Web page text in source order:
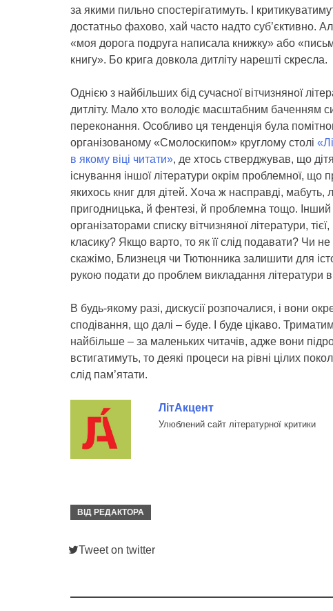
за якими пильно спостерігатимуть. І
достатньо фахово, хай часто надто суб’єктивно.
«моя дорога подруга написала книжку» або
книгу». Бо крига довкола дитліту нарешті скресла.
Однією з найбільших бід сучасної вітчизняної
дитліту. Мало хто володіє масштабним баченням
переконання. Особливо ця тенденція була
організованому «Смолоскипом» круглому столі
в якому віці читати», де хтось стверджував, що
існування іншої літератури окрім проблемної, що
якихось книг для дітей. Хоча ж насправді, мабуть,
пригодницька, й фентезі, й проблемна тощо.
організаторами списку вітчизняної літератури,
класику? Якщо варто, то як її слід подавати? Чи
скажімо, Близнеця чи Тютюнника залишити для
рукою подати до проблем викладання літератури
В будь-якому разі, дискусії розпочалися, і вони
сподівання, що далі – буде. І буде цікаво.
найбільше – за маленьких читачів, адже вони
встигатимуть, то деякі процеси на рівні цілих
слід пам’ятати.
ЛітАкцент
Улюблений сайт літературної критики
ВІД РЕДАКТОРА
Tweet on twitter